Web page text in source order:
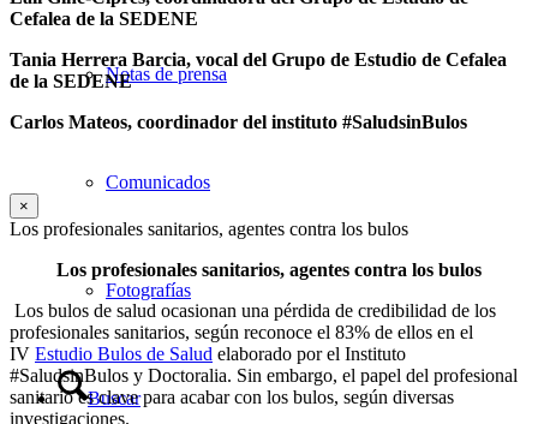
Notas de prensa
Comunicados
Fotografías
Buscar
Cefalea de la SEDENE
Tania Herrera Barcia, vocal del Grupo de Estudio de Cefalea
de la SEDENE
Carlos Mateos, coordinador del instituto #SaludsinBulos
×
Los profesionales sanitarios, agentes contra los bulos
Los profesionales sanitarios, agentes contra los bulos
Los bulos de salud ocasionan una pérdida de credibilidad de los
profesionales sanitarios, según reconoce el 83% de ellos en el
IV Estudio Bulos de Salud elaborado por el Instituto
#SaludsinBulos y Doctoralia. Sin embargo, el papel del profesional
sanitario es clave para acabar con los bulos, según diversas
investigaciones.